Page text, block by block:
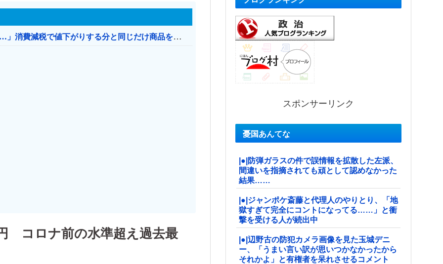
【消費税率1％】 「下げるのが筋なんですけど…」消費減税で値下がりする分と同じだけ商品を値上げして店頭価格を変えない店も
コロナ前の水準超え過去最
スポンサーリンク
憂国あんてな
|●|防弾ガラスの件で誤情報を拡散した左派、
間違いを指摘されても頑として認めなかった
結果……
|●|ジャンポケ斎藤と代理人のやりとり、「地
獄すぎて完全にコントになってる……」と衝
撃を受ける人が続出中
|●|辺野古の防犯カメラ画像を見た玉城デニ
ー、「うまい言い訳が思いつかなかったから
それかよ」と有権者を呆れさせるコメント